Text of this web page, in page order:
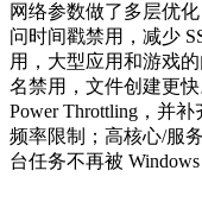
网络参数做了多层优
问时间戳禁用，减少
用，大型应用和游戏
名禁用，文件创建更
Power Throttling，并
频率限制；高核心/服
台任务不再被 Windows